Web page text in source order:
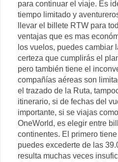
para continuar el viaje. Es
tiempo limitado y
llevar el billete RTW para
ventajas que es mas
los vuelos, puedes cambiar
certeza que cumplirás el
pero también tiene el
compañías aéreas son
el trazado de la Ruta,
itinerario, si de fechas del
importante, si se viajas
OneWorld, es elegir entre
continentes. El primero
puedes excederte de las
resulta muchas veces